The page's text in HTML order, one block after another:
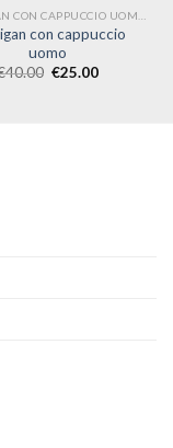
con cappuccio
uomo
40.00 €25.00